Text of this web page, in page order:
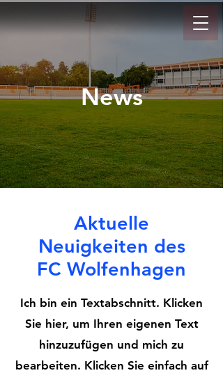
News
Aktuelle
Neuigkeiten des
FC Wolfenhagen
Ich bin ein Textabschnitt. Klicken
Sie hier, um Ihren eigenen Text
hinzuzufügen und mich zu
bearbeiten. Klicken Sie einfach auf